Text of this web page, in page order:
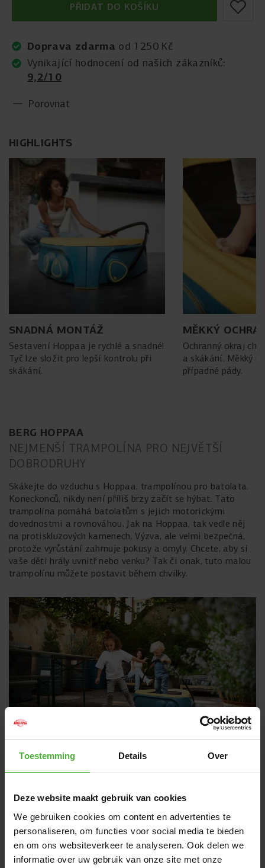
Toestemming Details Over
Deze website maakt gebruik van cookies
We gebruiken cookies om content en advertenties te
personaliseren, om functies voor social media te bieden
en om ons websiteverkeer te analyseren. Ook delen we
informatie over uw gebruik van onze site met onze
HIGHLIGHTS
SNADNÁ MONTÁŽ
Sestavení Hoppaa je rychlé a snadné!
Tyč lze složit pro lepší kontrolu při
skákání.
MĚKKÝ
Ochranný okraj
a skákání. Měkký
případné pády.
BERG HOPPAA
NEJMENŠÍ TRAMPOLÍNA PRO NEJVĚTŠÍ
DOBRODRUHY
Skákejte do vzduchu s Hoppaa, trampolínou pro batolata.
Koneckonců, nikdy není příliš brzy začít se hýbat. Tato
trampolína pomáhá batolatům s jejich motorickými
dovednostmi a rovnováhou. Jak na Hoppaa, tak vedle něj
na protiskluzových kamenech. Výzva, ale velmi bezpečná,
protože vyrůstání zahrnuje pokusy a omyly. Chcete, aby si
vaše děti hrály uvnitř nebo venku? Tak či onak, tuto malou
trampolínu můžete postavit během chvilky.
SKU 36.15.10.00
Barva
PŘIDAT DO KOŠÍKU
Doprava zdarma od 1250 Kč
Vynikající hodnocení od našich zákazníků:
9,2/10
Porovnat